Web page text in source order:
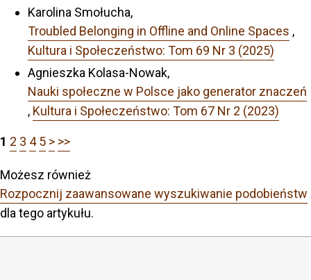
Karolina Smołucha,
Troubled Belonging in Offline and Online Spaces ,
Kultura i Społeczeństwo: Tom 69 Nr 3 (2025)
Agnieszka Kolasa-Nowak,
Nauki społeczne w Polsce jako generator znaczeń
, Kultura i Społeczeństwo: Tom 67 Nr 2 (2023)
1 2 3 4 5 > >>
Możesz również
Rozpocznij zaawansowane wyszukiwanie podobieństw
dla tego artykułu.